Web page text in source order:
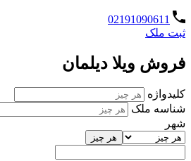
02191090611
ثبت ملک
فروش ویلا دیلمان
کلیدواژه
شناسه ملک
شهر
هر چیز